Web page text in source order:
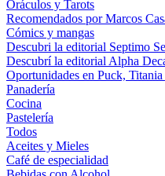
Oráculos y Tarots
Recomendados por Marcos
Cómics y mangas
Descubri la editorial Septimo
Descubrí la editorial Alpha
Oportunidades en Puck,
Panadería
Cocina
Pastelería
Todos
Aceites y Mieles
Café de especialidad